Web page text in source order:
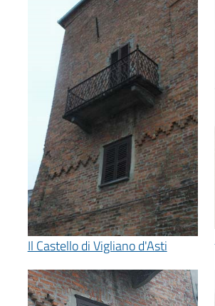
Il Castello di Vigliano d'Asti